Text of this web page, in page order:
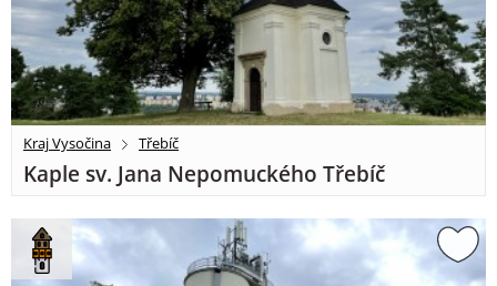
Kraj Vysočina Třebíč
Kaple sv. Jana Nepomuckého Třebíč